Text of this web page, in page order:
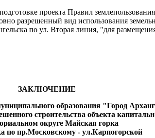
проекта Правил
разрешенный вид использования
по ул. Вторая линия, "для
ЗАКЛЮЧЕНИЕ
образования "Город
строительства объекта
округе Майская горка
по пр.Московскому - ул.Карпогорской